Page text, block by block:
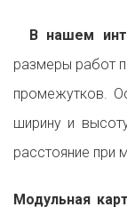
В нашем
размеры работ
промежутков.
ширину и
расстояние
Модульная